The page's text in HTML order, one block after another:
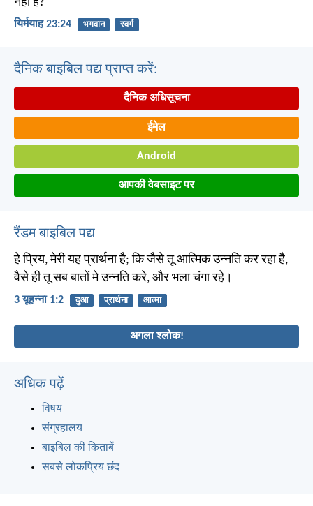
यिर्मयाह 23:24 भगवान स्वर्ग
दैनिक बाइबिल पद्य प्राप्त करें:
दैनिक अधिसूचना
ईमेल
Android
आपकी वेबसाइट पर
रैंडम बाइबिल पद्य
हे प्रिय, मेरी यह प्रार्थना है; कि जैसे तू आत्मिक उन्नति कर रहा है,
वैसे ही तू सब बातों मे उन्नति करे, और भला चंगा रहे।
3 यूहन्ना 1:2 दुआ प्रार्थना आत्मा
अगला श्लोक!
अधिक पढ़ें
विषय
संग्रहालय
बाइबिल की किताबें
सबसे लोकप्रिय छंद